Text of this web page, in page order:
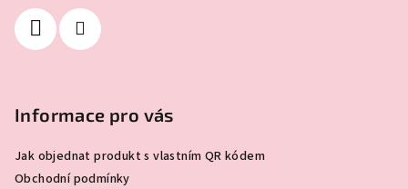
p
Informace pro vás
Jak objednat produkt s vlastním QR kódem
Obchodní podmínky